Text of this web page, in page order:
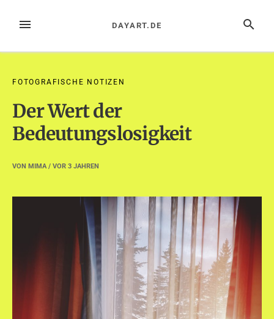
InhaltMENÜ SUCHE
DAYART.DE
FOTOGRAFISCHE NOTIZEN
Der Wert der
Bedeutungslosigkeit
VON MIMA/ VOR 3 JAHREN